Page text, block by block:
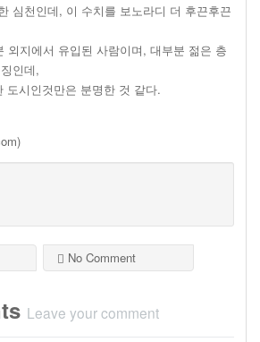
심천인데, 이 수치를 보노라디 더 후끈후끈
외지에서 유입된 사람이며, 대부분 젊은 층
인데,
도시인것만은 분명한 것 같다.
No Comment
Leave your comment